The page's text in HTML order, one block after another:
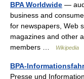
BPA Worldwide —
business and
for newspapers, Web
magazines and other
members …
Wikipedia
BPA-
Presse und